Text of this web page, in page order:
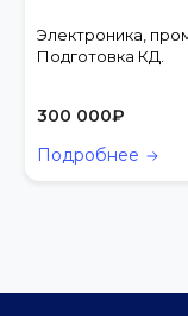
Электроника,
Подготовка КД.
300 000₽
Подробнее